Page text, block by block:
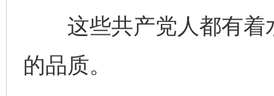
这些共产党人都有着
的品质。